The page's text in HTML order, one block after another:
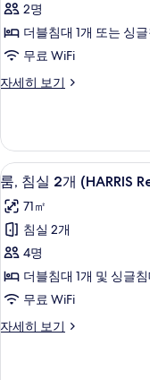
개
(HARRIS
Residence)
사
두
보
기
2명
더블침대 1개 또는 싱
무료 WiFi
자세히 보기
룸,
개
(HARRIS
Residence)
자
세
히
보
기
룸,
침
실
2
개
(HARRIS
Residences)
사
6
룸, 침실 2개 (HARRIS
71㎡
침실 2개
4명
더블침대 1개 및 싱글
무료 WiFi
자세히 보기
룸,